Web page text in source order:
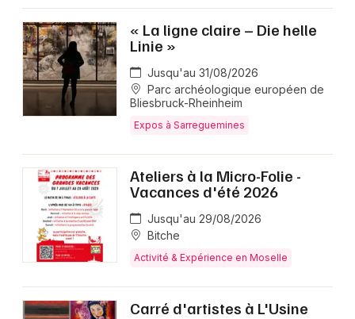
« La ligne claire – Die helle
Linie »
Jusqu'au 31/08/2026
Parc archéologique européen de
Bliesbruck-Rheinheim
Expos à Sarreguemines
Ateliers à la Micro-Folie -
Vacances d'été 2026
Jusqu'au 29/08/2026
Bitche
Activité & Expérience en Moselle
Carré d'artistes à L'Usine